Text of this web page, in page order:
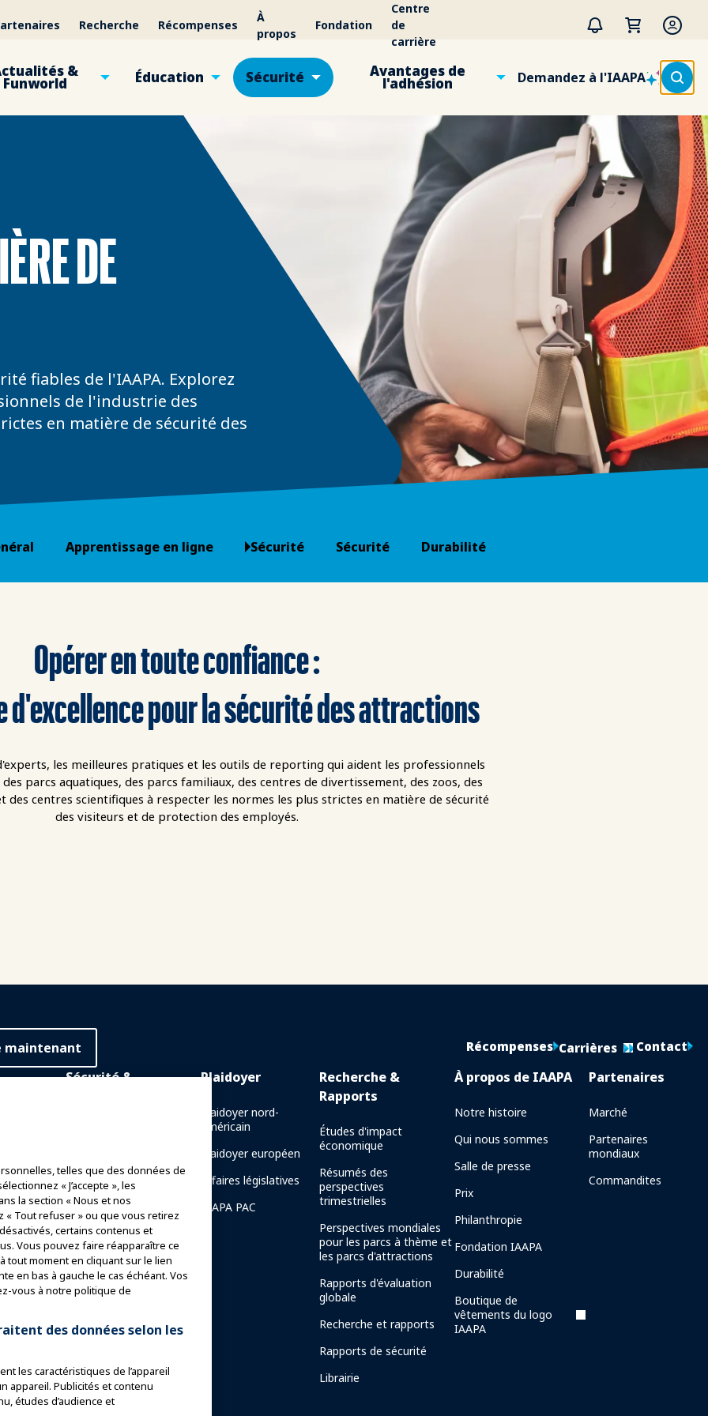
Recherche Récompenses
À
propos
Fondation
Centre
de
carrière
&
Funworld Éducation Sécurité Avantages de
l'adhésion Demandez à l'IAAPA
DE
fiables de l'IAAPA. Explorez
de l'industrie des
en matière de sécurité des
Apprentissage en ligne Sécurité Sécurité Durabilité
Opérer en toute confiance :
d'excellence pour la sécurité des attractions
les meilleures pratiques et les outils de reporting qui aident les professionnels
parcs aquatiques, des parcs familiaux, des centres de divertissement, des zoos, des
des centres scientifiques à respecter les normes les plus strictes en matière de sécurité
des visiteurs et de protection des employés.
maintenant Récompenses Carrières Contact
la
Sécurité &
manèges
Directives de sécurité
Ressources en matière de
sécurité
Ressources en matière de
sécurité
et la sûreté
Institut de sécurité
Plaidoyer
Plaidoyer nord-
américain
Plaidoyer européen
Affaires législatives
IAAPA PAC
Recherche &
Rapports
Études d'impact
économique
Résumés des
perspectives
trimestrielles
Perspectives mondiales
pour les parcs à thème et
les parcs d'attractions
Rapports d'évaluation
globale
Recherche et rapports
Rapports de sécurité
Librairie
À propos de IAAPA
Notre histoire
Qui nous sommes
Salle de presse
Prix
Philanthropie
Fondation IAAPA
Durabilité
Boutique de
vêtements du logo
IAAPA
Partenaires
Marché
Partenaires
mondiaux
Commandites
telles que des données de
« J’accepte », les
la section « Nous et nos
Tout refuser » ou que vous retirez
certains contenus et
Vous pouvez faire réapparaître ce
moment en cliquant sur le lien
en bas à gauche le cas échéant. Vos
vous à notre politique de
des données selon les
les caractéristiques de l’appareil
appareil. Publicités et contenu
études d’audience et